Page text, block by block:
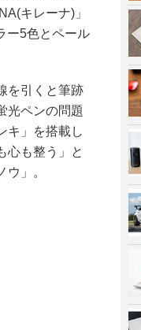
キレーナ)」
ー5色とペール
を引くと筆跡
光ペンの問題
キ」を搭載し
心も整う」と
」。